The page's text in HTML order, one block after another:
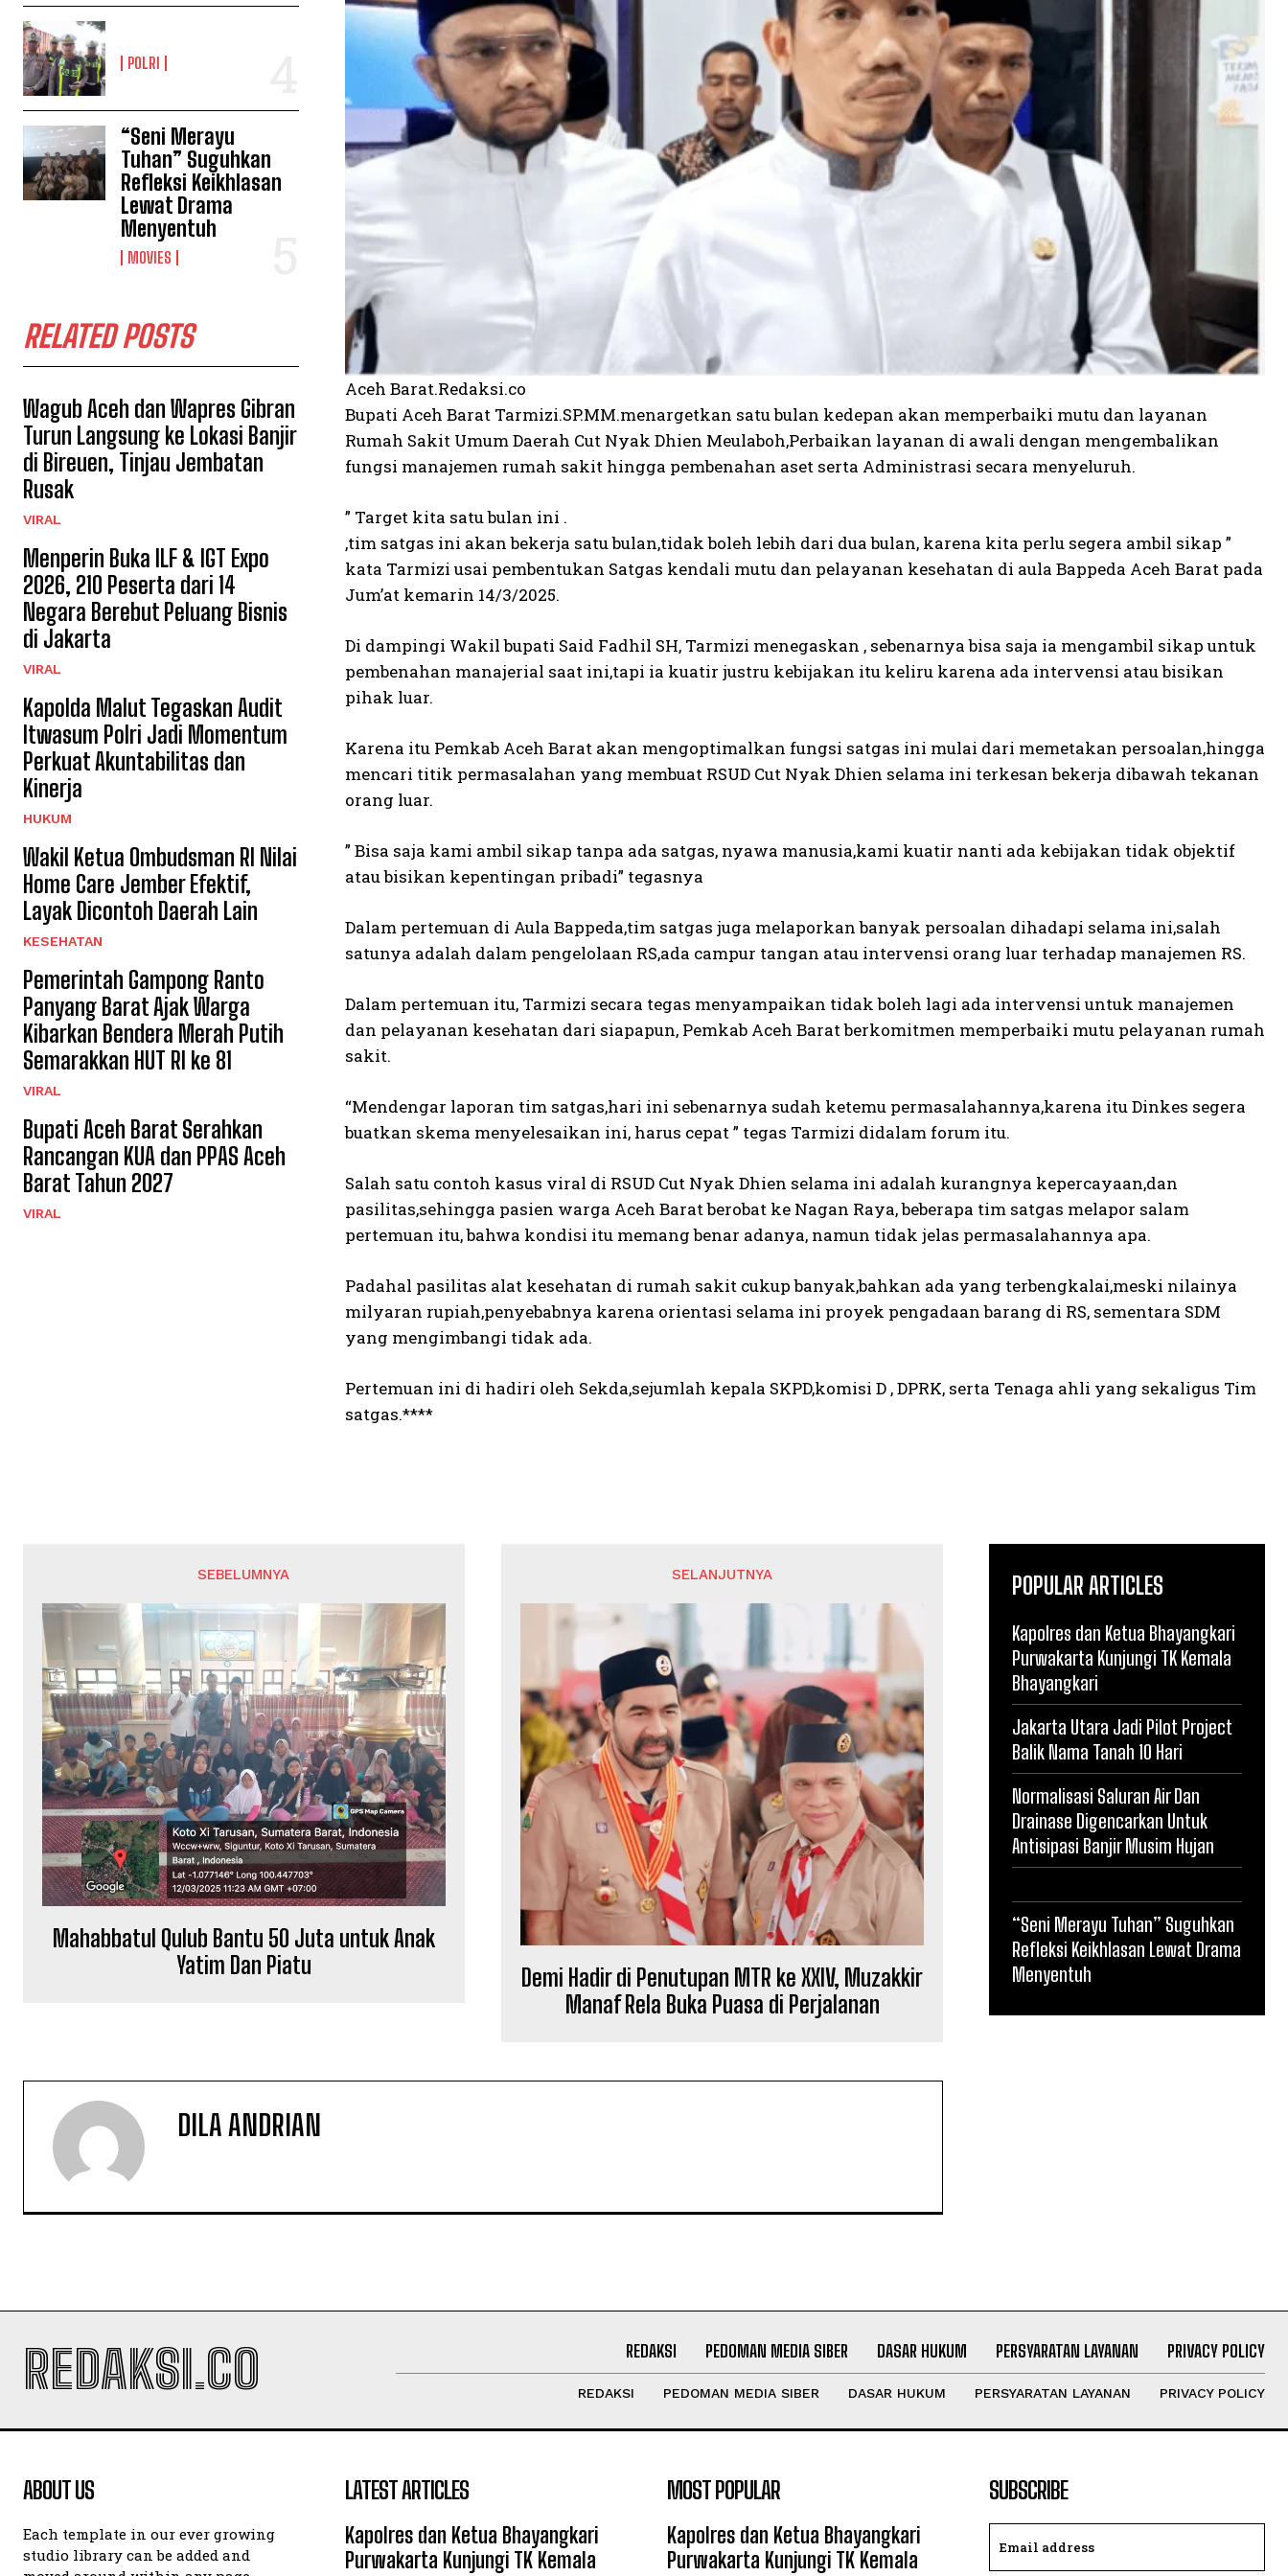
POLRI
“Seni Merayu
Tuhan” Suguhkan
Refleksi Keikhlasan
Lewat Drama
Menyentuh
MOVIES
RELATED POSTS
Wagub Aceh dan Wapres Gibran
Turun Langsung ke Lokasi Banjir
di Bireuen, Tinjau Jembatan
Rusak
VIRAL
Menperin Buka ILF & IGT Expo
2026, 210 Peserta dari 14
Negara Berebut Peluang Bisnis
di Jakarta
VIRAL
Kapolda Malut Tegaskan Audit
Itwasum Polri Jadi Momentum
Perkuat Akuntabilitas dan
Kinerja
HUKUM
Wakil Ketua Ombudsman RI Nilai
Home Care Jember Efektif,
Layak Dicontoh Daerah Lain
KESEHATAN
Pemerintah Gampong Ranto
Panyang Barat Ajak Warga
Kibarkan Bendera Merah Putih
Semarakkan HUT RI ke 81
VIRAL
Bupati Aceh Barat Serahkan
Rancangan KUA dan PPAS Aceh
Barat Tahun 2027
VIRAL
Aceh Barat.Redaksi.co
Bupati Aceh Barat Tarmizi.SP.MM.menargetkan satu bulan kedepan akan memperbaiki mutu dan layanan
Rumah Sakit Umum Daerah Cut Nyak Dhien Meulaboh,Perbaikan layanan di awali dengan mengembalikan
fungsi manajemen rumah sakit hingga pembenahan aset serta Administrasi secara menyeluruh.
” Target kita satu bulan ini .
,tim satgas ini akan bekerja satu bulan,tidak boleh lebih dari dua bulan, karena kita perlu segera ambil sikap ”
kata Tarmizi usai pembentukan Satgas kendali mutu dan pelayanan kesehatan di aula Bappeda Aceh Barat pada
Jum’at kemarin 14/3/2025.
Di dampingi Wakil bupati Said Fadhil SH, Tarmizi menegaskan , sebenarnya bisa saja ia mengambil sikap untuk
pembenahan manajerial saat ini,tapi ia kuatir justru kebijakan itu keliru karena ada intervensi atau bisikan
pihak luar.
Karena itu Pemkab Aceh Barat akan mengoptimalkan fungsi satgas ini mulai dari memetakan persoalan,hingga
mencari titik permasalahan yang membuat RSUD Cut Nyak Dhien selama ini terkesan bekerja dibawah tekanan
orang luar.
” Bisa saja kami ambil sikap tanpa ada satgas, nyawa manusia,kami kuatir nanti ada kebijakan tidak objektif
atau bisikan kepentingan pribadi” tegasnya
Dalam pertemuan di Aula Bappeda,tim satgas juga melaporkan banyak persoalan dihadapi selama ini,salah
satunya adalah dalam pengelolaan RS,ada campur tangan atau intervensi orang luar terhadap manajemen RS.
Dalam pertemuan itu, Tarmizi secara tegas menyampaikan tidak boleh lagi ada intervensi untuk manajemen
dan pelayanan kesehatan dari siapapun, Pemkab Aceh Barat berkomitmen memperbaiki mutu pelayanan rumah
sakit.
“Mendengar laporan tim satgas,hari ini sebenarnya sudah ketemu permasalahannya,karena itu Dinkes segera
buatkan skema menyelesaikan ini, harus cepat ” tegas Tarmizi didalam forum itu.
Salah satu contoh kasus viral di RSUD Cut Nyak Dhien selama ini adalah kurangnya kepercayaan,dan
pasilitas,sehingga pasien warga Aceh Barat berobat ke Nagan Raya, beberapa tim satgas melapor salam
pertemuan itu, bahwa kondisi itu memang benar adanya, namun tidak jelas permasalahannya apa.
Padahal pasilitas alat kesehatan di rumah sakit cukup banyak,bahkan ada yang terbengkalai,meski nilainya
milyaran rupiah,penyebabnya karena orientasi selama ini proyek pengadaan barang di RS, sementara SDM
yang mengimbangi tidak ada.
Pertemuan ini di hadiri oleh Sekda,sejumlah kepala SKPD,komisi D , DPRK, serta Tenaga ahli yang sekaligus Tim
satgas.****
SEBELUMNYA
Mahabbatul Qulub Bantu 50 Juta untuk Anak
Yatim Dan Piatu
SELANJUTNYA
Demi Hadir di Penutupan MTR ke XXIV, Muzakkir
Manaf Rela Buka Puasa di Perjalanan
DILA ANDRIAN
POPULAR ARTICLES
Kapolres dan Ketua Bhayangkari
Purwakarta Kunjungi TK Kemala
Bhayangkari
Jakarta Utara Jadi Pilot Project
Balik Nama Tanah 10 Hari
Normalisasi Saluran Air Dan
Drainase Digencarkan Untuk
Antisipasi Banjir Musim Hujan
“Seni Merayu Tuhan” Suguhkan
Refleksi Keikhlasan Lewat Drama
Menyentuh
REDAKSI.CO REDAKSI PEDOMAN MEDIA SIBER DASAR HUKUM PERSYARATAN LAYANAN PRIVACY POLICY
REDAKSI PEDOMAN MEDIA SIBER DASAR HUKUM PERSYARATAN LAYANAN PRIVACY POLICY
ABOUT US
Each template in our ever growing
studio library can be added and
LATEST ARTICLES
Kapolres dan Ketua Bhayangkari
Purwakarta Kunjungi TK Kemala
MOST POPULAR
Kapolres dan Ketua Bhayangkari
Purwakarta Kunjungi TK Kemala
SUBSCRIBE